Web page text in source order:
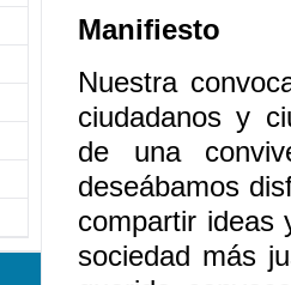
Manifiesto
Nuestra
ciudadanos y
de una
deseábamos
compartir ideas
sociedad más